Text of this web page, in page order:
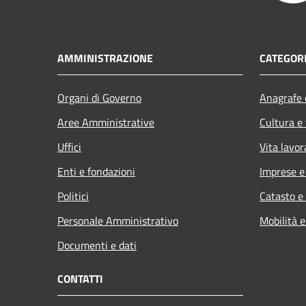
AMMINISTRAZIONE
Organi di Governo
Aree Amministrative
Uffici
Enti e fondazioni
Politici
Personale Amministrativo
Documenti e dati
Cultura
Vita
Imprese
Catasto
Mobilità
CONTATTI